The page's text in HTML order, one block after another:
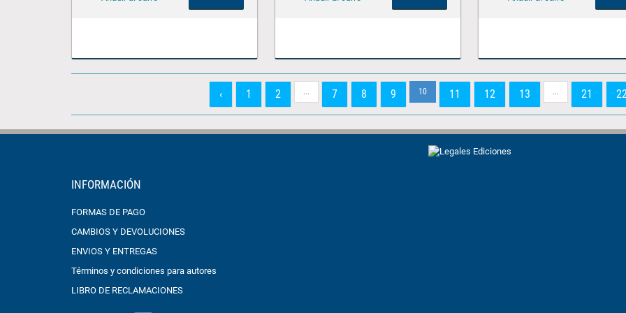
‹ 1 2 ... 7 8 9 10 11 12 13 ... 21
INFORMACIÓN
FORMAS DE PAGO
CAMBIOS Y DEVOLUCIONES
ENVIOS Y ENTREGAS
Términos y condiciones para autores
LIBRO DE RECLAMACIONES